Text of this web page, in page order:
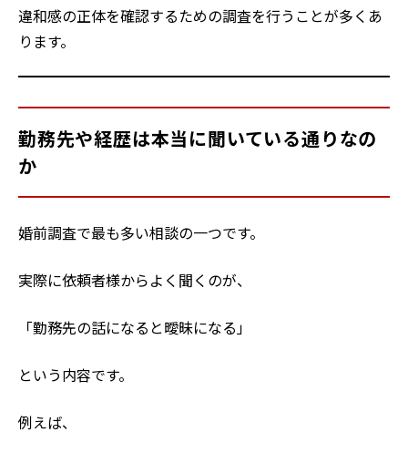
違和感の正体を確認するための調査を行うことが多くあ
ります。
勤務先や経歴は本当に聞いている通りなの
か
婚前調査で最も多い相談の一つです。
実際に依頼者様からよく聞くのが、
「勤務先の話になると曖昧になる」
という内容です。
例えば、